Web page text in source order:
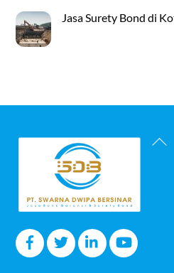
Jasa Surety Bond di
Back